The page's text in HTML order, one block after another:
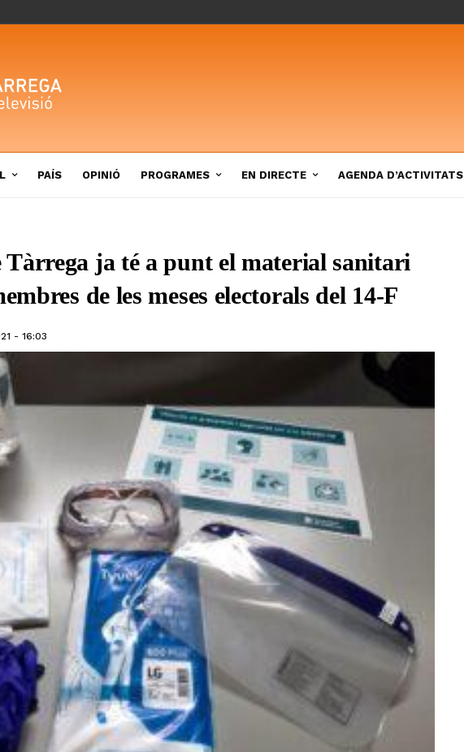
PAÍS OPINIÓ PROGRAMES EN DIRECTE AGENDA D’ACTIVITATS
ja té a punt el material sanitari
de les meses electorals del 14-F
- 16:03